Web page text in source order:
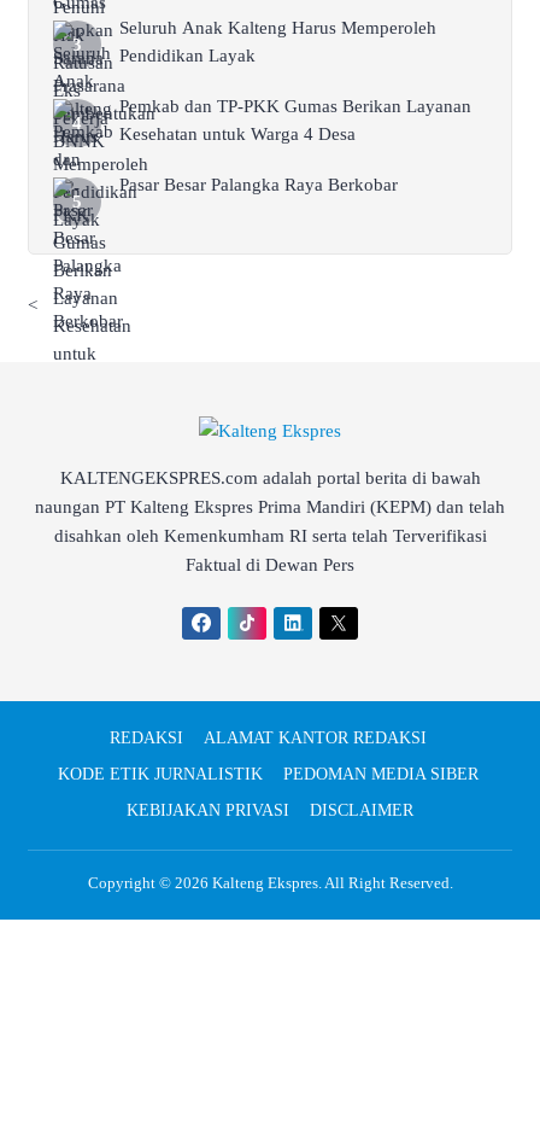
Seluruh Anak Kalteng Harus Memperoleh
Pendidikan Layak
Pemkab dan TP-PKK Gumas Berikan Layanan
Kesehatan untuk Warga 4 Desa
Pasar Besar Palangka Raya Berkobar
<
KALTENGEKSPRES.com adalah portal berita di bawah
naungan PT Kalteng Ekspres Prima Mandiri (KEPM) dan telah
disahkan oleh Kemenkumham RI serta telah Terverifikasi
Faktual di Dewan Pers
REDAKSI
ALAMAT KANTOR REDAKSI
KODE ETIK JURNALISTIK
PEDOMAN MEDIA SIBER
KEBIJAKAN PRIVASI
DISCLAIMER
Copyright © 2026 Kalteng Ekspres. All Right Reserved.